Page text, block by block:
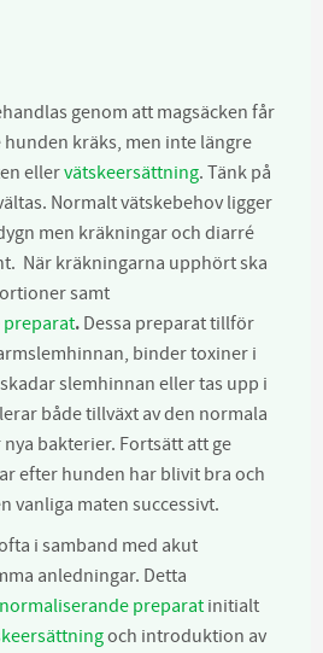
genom att magsäcken får
hunden kräks, men inte längre
ellervätskeersättning. Tänk på
Normalt vätskebehov ligger
men kräkningar och diarré
När kräkningarna upphört ska
samt
. Dessa preparat tillför
binder toxiner i
slemhinnan eller tas upp i
både tillväxt av den normala
bakterier. Fortsätt att ge
efter hunden har blivit bra och
vanliga maten successivt.
i samband med akut
anledningar. Detta
preparatinitialt
och introduktion av